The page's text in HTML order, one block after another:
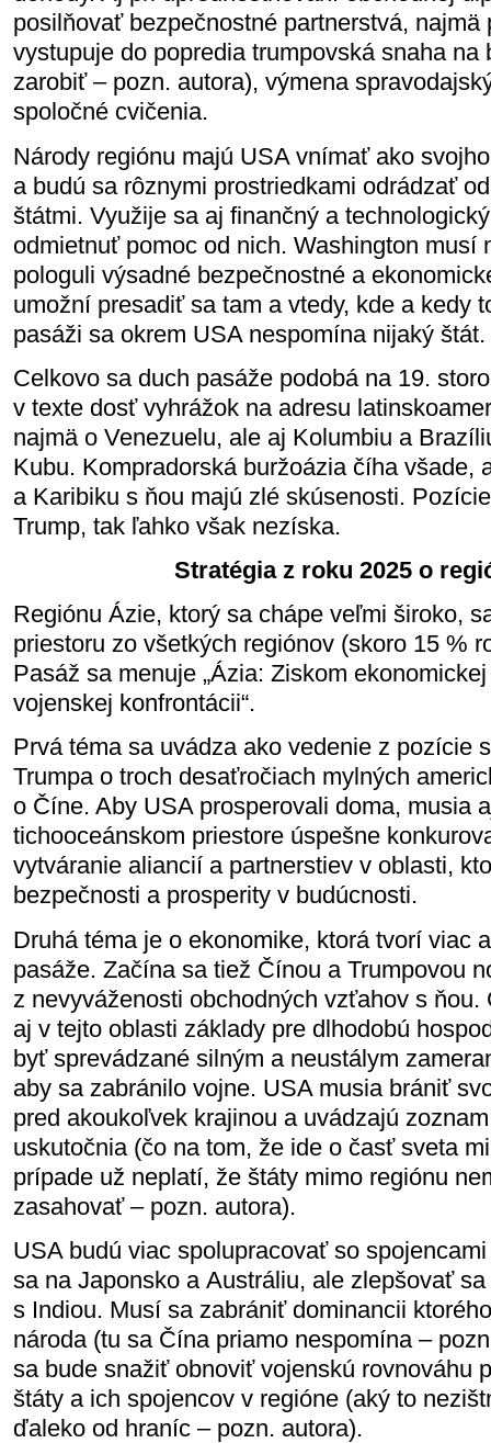
posilňovať bezpečnostné partnerstvá, najmä
vystupuje do popredia trumpovská snaha na
zarobiť – pozn. autora), výmena
spoločné cvičenia.
Národy regiónu majú USA vnímať ako
a budú sa rôznymi prostriedkami odrádzať
štátmi. Využije sa aj finančný a
odmietnuť pomoc od nich. Washington musí
pologuli výsadné bezpečnostné a
umožní presadiť sa tam a vtedy, kde a kedy
pasáži sa okrem USA nespomína nijaký štát.
Celkovo sa duch pasáže podobá na 19.
v texte dosť vyhrážok na adresu
najmä o Venezuelu, ale aj Kolumbiu a
Kubu. Kompradorská buržoázia číha všade,
a Karibiku s ňou majú zlé skúsenosti.
Trump, tak ľahko však nezíska.
Stratégia z roku 2025 o
Regiónu Ázie, ktorý sa chápe veľmi široko,
priestoru zo všetkých regiónov (skoro 15 %
Pasáž sa menuje „Ázia: Ziskom
vojenskej konfrontácii“.
Prvá téma sa uvádza ako vedenie z pozície
Trumpa o troch desaťročiach mylných
o Číne. Aby USA prosperovali doma, musia
tichooceánskom priestore úspešne
vytváranie aliancií a partnerstiev v oblasti,
bezpečnosti a prosperity v budúcnosti.
Druhá téma je o ekonomike, ktorá tvorí viac
pasáže. Začína sa tiež Čínou a Trumpovou
z nevyváženosti obchodných vzťahov s
aj v tejto oblasti základy pre dlhodobú
byť sprevádzané silným a neustálym
aby sa zabránilo vojne. USA musia brániť
pred akoukoľvek krajinou a uvádzajú
uskutočnia (čo na tom, že ide o časť sveta
prípade už neplatí, že štáty mimo regiónu
zasahovať – pozn. autora).
USA budú viac spolupracovať so
sa na Japonsko a Austráliu, ale zlepšovať
s Indiou. Musí sa zabrániť dominancii
národa (tu sa Čína priamo nespomína –
sa bude snažiť obnoviť vojenskú rovnováhu
štáty a ich spojencov v regióne (aký to
ďaleko od hraníc – pozn. autora).